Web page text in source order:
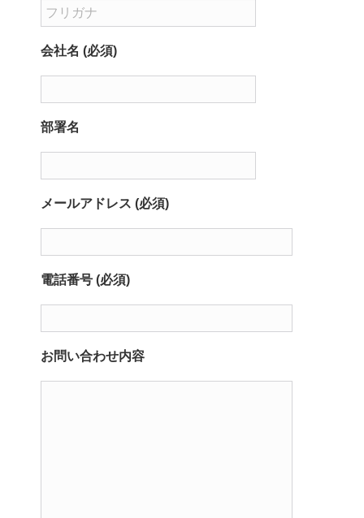
会社名 (必須)
部署名
メールアドレス (必須)
電話番号 (必須)
お問い合わせ内容